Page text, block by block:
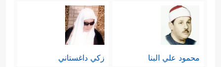
تَعۡمَلُونَ
وَٱلَّذِینَ ءَامَنُواْ وَعَمِلُواْ ٱلصَّـٰلِحَـٰتِ
لَنُدۡخِلَنَّهُمۡ فِی ٱلصَّـٰلِحِینَ﴾
وجاء تخصيصُ الوالدَين؛ لأنَّهما الأقربُ
محمود علي البنا زكي داغستاني